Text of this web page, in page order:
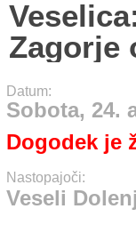
Zagorje
Dolenjci
Datum:
Sobota, 24.
Dogodek je
Nastopajoči:
Veseli